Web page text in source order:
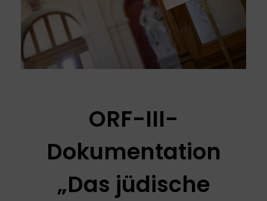
ORF-III-
Dokumentation
„Das jüdische